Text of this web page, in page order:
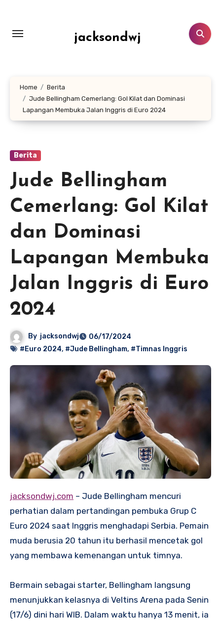
konten
jacksondwj
Home
Berita
Jude Bellingham Cemerlang: Gol Kilat dan Dominasi
Lapangan Membuka Jalan Inggris di Euro 2024
Berita
Jude Bellingham
Cemerlang: Gol Kilat
dan Dominasi
Lapangan Membuka
Jalan Inggris di Euro
2024
By jacksondwj
06/17/2024
#Euro 2024, #Jude Bellingham, #Timnas Inggris
jacksondwj.com – Jude Bellingham mencuri
perhatian dalam pertandingan pembuka Grup C
Euro 2024 saat Inggris menghadapi Serbia. Pemain
muda berusia 20 tahun itu berhasil mencetak gol
yang membawa kemenangan untuk timnya.
Bermain sebagai starter, Bellingham langsung
menunjukkan kelasnya di Veltins Arena pada Senin
(17/6) dini hari WIB. Dalam waktu hanya 13 menit, ia